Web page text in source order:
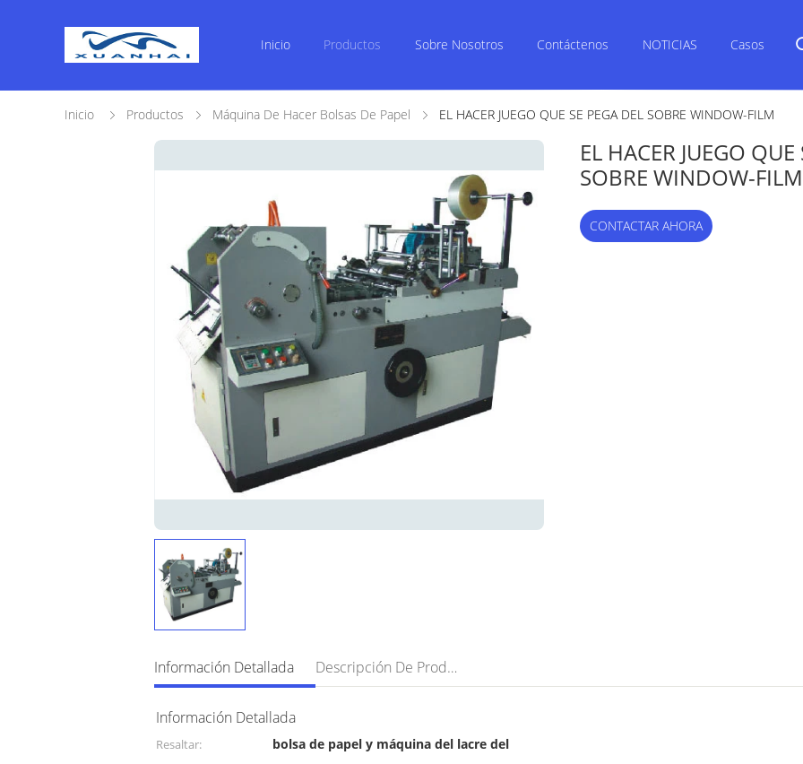
Inicio Productos Sobre Nosotros Contáctenos NOTICIAS Casos
Inicio Productos Máquina De Hacer Bolsas De Papel EL HACER JUEGO QUE SE PEGA DEL SOBRE WINDOW-FILM
EL HACER JUEGO QUE
SOBRE WINDOW-FILM
CONTACTAR AHORA
Información Detallada Descripción De Producto
Información Detallada
Resaltar:
bolsa de papel y máquina del lacre del